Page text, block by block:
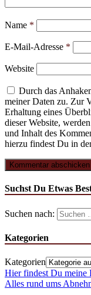
Name *
E-Mail-Adresse *
Website
Durch das
meiner Daten zu. Zur
Erhaltung eines
dieser Website,
und Inhalt des
hierzu findest Du in
Suchst Du Etwas
Suchen nach:
Kategorien
Kategorien
Hier findest Du meine
Alles rund ums